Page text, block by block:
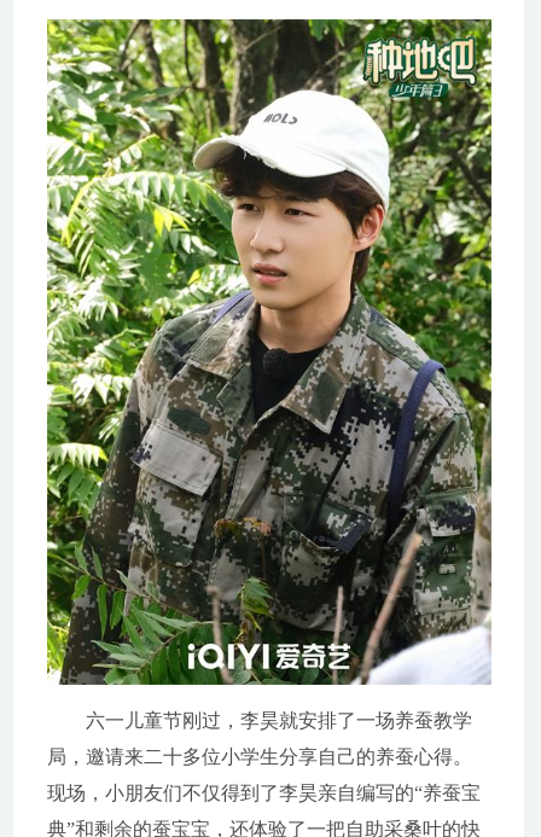
六一儿童节刚过，李昊就安排了一场养蚕教学
局，邀请来二十多位小学生分享自己的养蚕心得。
现场，小朋友们不仅得到了李昊亲自编写的“养蚕宝
典”和剩余的蚕宝宝，还体验了一把自助采桑叶的快